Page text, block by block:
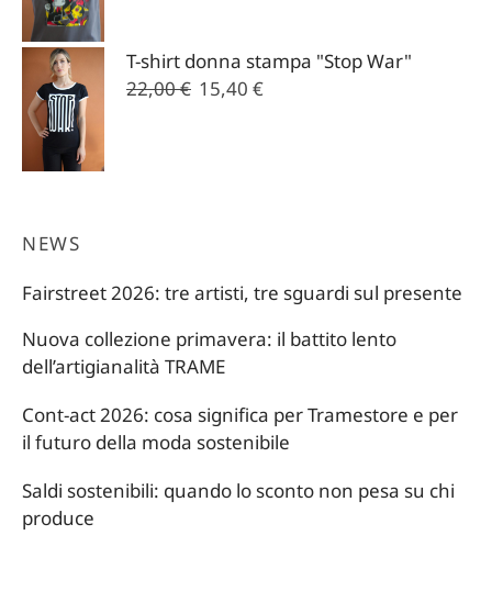
22,00 €.15,40 €.
T-shirt donna stampa "Stop War"
22,00€ Il
15,40 €
NEWS
Fairstreet 2026: tre artisti, tre sguardi sul presente
Nuova collezione primavera: il battito lento
dell’artigianalità TRAME
Cont-act 2026: cosa significa per Tramestore e per
il futuro della moda sostenibile
Saldi sostenibili: quando lo sconto non pesa su chi
produce